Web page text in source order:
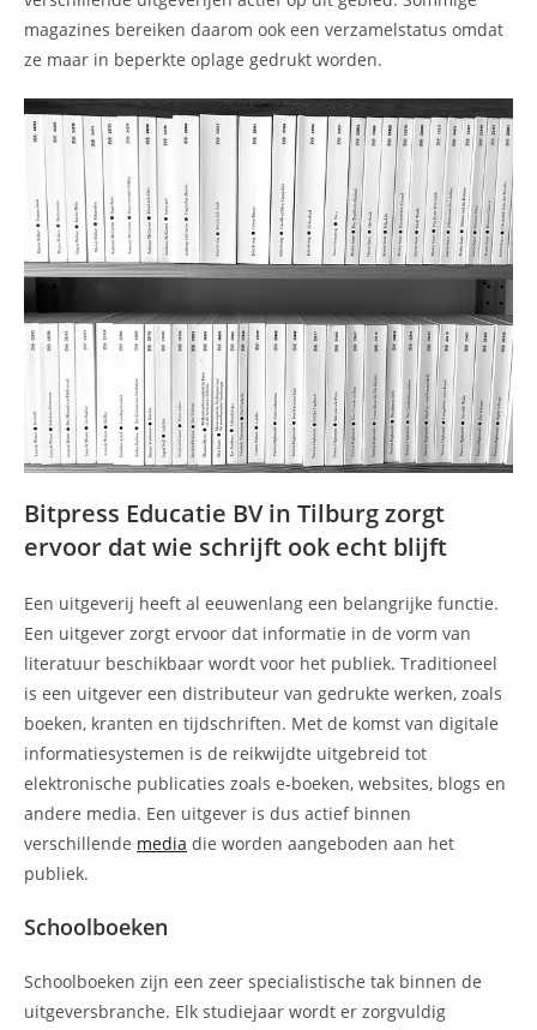
magazines bereiken daarom ook een verzamelstatus omdat
ze maar in beperkte oplage gedrukt worden.
Bitpress Educatie BV in Tilburg zorgt
ervoor dat wie schrijft ook echt blijft
Een uitgeverij heeft al eeuwenlang een belangrijke functie.
Een uitgever zorgt ervoor dat informatie in de vorm van
literatuur beschikbaar wordt voor het publiek. Traditioneel
is een uitgever een distributeur van gedrukte werken, zoals
boeken, kranten en tijdschriften. Met de komst van digitale
informatiesystemen is de reikwijdte uitgebreid tot
elektronische publicaties zoals e-boeken, websites, blogs en
andere media. Een uitgever is dus actief binnen
verschillende media die worden aangeboden aan het
publiek.
Schoolboeken
Schoolboeken zijn een zeer specialistische tak binnen de
uitgeversbranche. Elk studiejaar wordt er zorgvuldig